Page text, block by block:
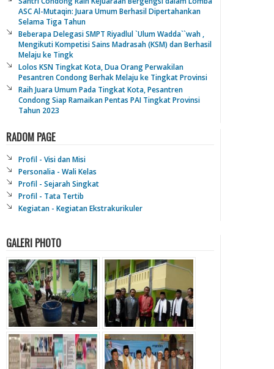
ASC Al-Mutaqin: Juara Umum Berhasil Dipertahankan
Selama Tiga Tahun
Beberapa Delegasi SMPT Riyadlul `Ulum Wadda``wah ,
Mengikuti Kompetisi Sains Madrasah (KSM) dan Berhasil
Melaju ke Tingk
Lolos KSN Tingkat Kota, Dua Orang Perwakilan
Pesantren Condong Berhak Melaju ke Tingkat Provinsi
Raih Juara Umum Pada Tingkat Kota, Pesantren
Condong Siap Ramaikan Pentas PAI Tingkat Provinsi
Tahun 2023
RADOM PAGE
Profil - Visi dan Misi
Personalia - Wali Kelas
Profil - Sejarah Singkat
Profil - Tata Tertib
Kegiatan - Kegiatan Ekstrakurikuler
GALERI PHOTO